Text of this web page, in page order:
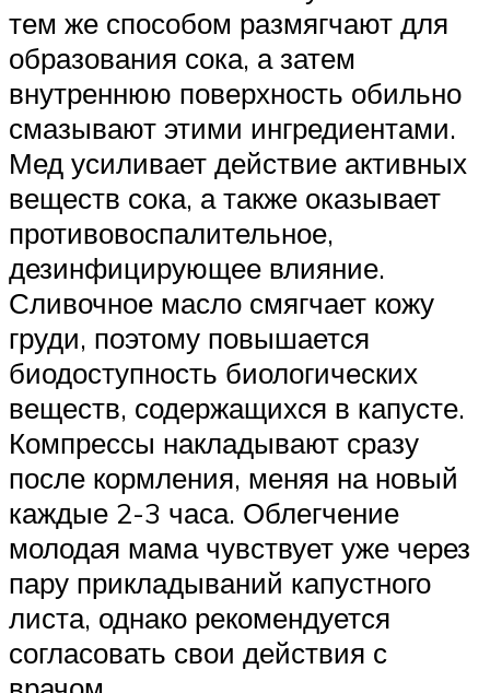
тем же способом размягчают для
образования сока, а затем
внутреннюю поверхность обильно
смазывают этими ингредиентами.
Мед усиливает действие активных
веществ сока, а также оказывает
противовоспалительное,
дезинфицирующее влияние.
Сливочное масло смягчает кожу
груди, поэтому повышается
биодоступность биологических
веществ, содержащихся в капусте.
Компрессы накладывают сразу
после кормления, меняя на новый
каждые 2-3 часа. Облегчение
молодая мама чувствует уже через
пару прикладываний капустного
листа, однако рекомендуется
согласовать свои действия с